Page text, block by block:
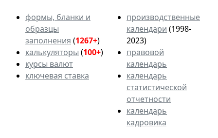
формы, бланки и
образцы
заполнения (1267+)
калькуляторы (100+)
курсы валют
ключевая ставка
производственные
календари (1998-
2023)
правовой
календарь
календарь
статистической
отчетности
календарь
кадровика